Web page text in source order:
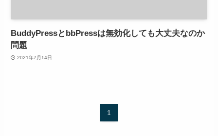
BuddyPressとbbPressは無効化しても大丈夫なのか
問題
2021年7月14日
1